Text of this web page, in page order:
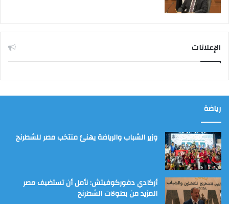
الإعلانات
رياضة
وزير الشباب والرياضة يهنئ منتخب مصر للشطرنج
أركادي دفوركوفيتش: نأمل أن تستضيف مصر
المزيد من بطولات الشطرنج